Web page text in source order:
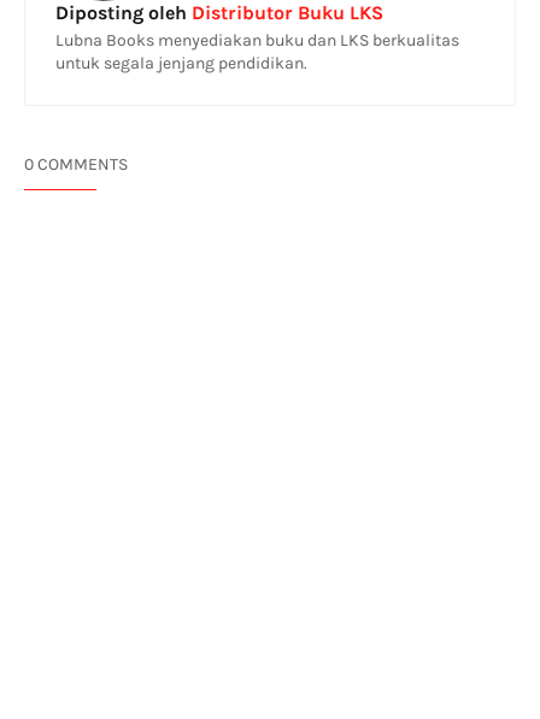
Diposting oleh Distributor Buku LKS
Lubna Books menyediakan buku dan LKS berkualitas
untuk segala jenjang pendidikan.
0 COMMENTS